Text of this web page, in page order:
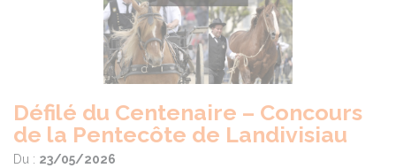
Défilé du Centenaire – Concours
de la Pentecôte de Landivisiau
Du : 23/05/2026